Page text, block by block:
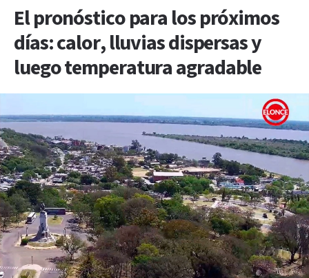
El pronóstico para los próximos
días: calor, lluvias dispersas y
luego temperatura agradable